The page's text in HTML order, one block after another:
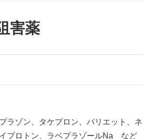
害薬
ラゾン、タケプロン、パリエット
プロトン、ラベプラゾールNa など